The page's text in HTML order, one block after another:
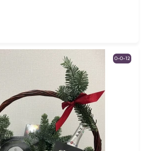
0-0-12